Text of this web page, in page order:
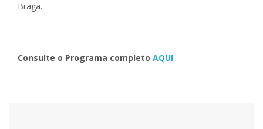
Braga.
Consulte o Programa completo AQUI